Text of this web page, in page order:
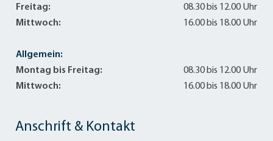
Anschrift & Kontakt
Freitag:
08.30 bis 12.00 Uhr
Mittwoch:
16.00 bis 18.00 Uhr
Allgemein:
Montag bis Freitag:
08.30 bis 12.00 Uhr
Mittwoch:
16.00 bis 18.00 Uhr